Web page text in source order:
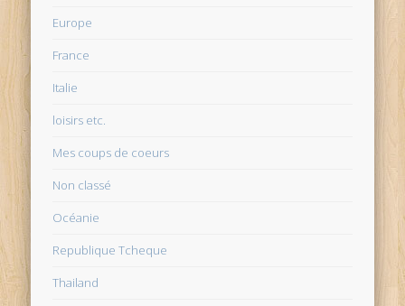
Europe
France
Italie
loisirs etc.
Mes coups de coeurs
Non classé
Océanie
Republique Tcheque
Thailand